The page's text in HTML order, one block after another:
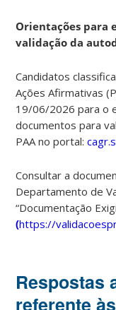
Orientações para
validação da
Candidatos
Ações Afirmativas
19/06/2026 para o
documentos para
PAA noportal:
Consultar a
Departamento de
“Documentação
(https://
Respostas
referente